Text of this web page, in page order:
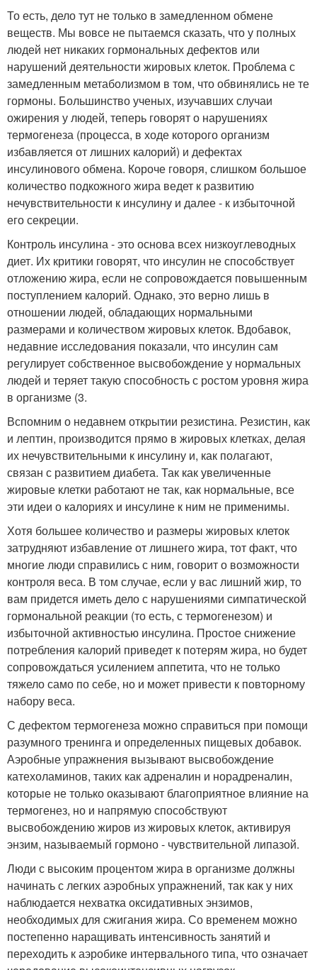
То есть, дело тут не только в замедленном обмене
веществ. Мы вовсе не пытаемся сказать, что у полных
людей нет никаких гормональных дефектов или
нарушений деятельности жировых клеток. Проблема с
замедленным метаболизмом в том, что обвинялись не те
гормоны. Большинство ученых, изучавших случаи
ожирения у людей, теперь говорят о нарушениях
термогенеза (процесса, в ходе которого организм
избавляется от лишних калорий) и дефектах
инсулинового обмена. Короче говоря, слишком большое
количество подкожного жира ведет к развитию
нечувствительности к инсулину и далее - к избыточной
его секреции.
Контроль инсулина - это основа всех низкоуглеводных
диет. Их критики говорят, что инсулин не способствует
отложению жира, если не сопровождается повышенным
поступлением калорий. Однако, это верно лишь в
отношении людей, обладающих нормальными
размерами и количеством жировых клеток. Вдобавок,
недавние исследования показали, что инсулин сам
регулирует собственное высвобождение у нормальных
людей и теряет такую способность с ростом уровня жира
в организме (3.
Вспомним о недавнем открытии резистина. Резистин, как
и лептин, производится прямо в жировых клетках, делая
их нечувствительными к инсулину и, как полагают,
связан с развитием диабета. Так как увеличенные
жировые клетки работают не так, как нормальные, все
эти идеи о калориях и инсулине к ним не применимы.
Хотя большее количество и размеры жировых клеток
затрудняют избавление от лишнего жира, тот факт, что
многие люди справились с ним, говорит о возможности
контроля веса. В том случае, если у вас лишний жир, то
вам придется иметь дело с нарушениями симпатической
гормональной реакции (то есть, с термогенезом) и
избыточной активностью инсулина. Простое снижение
потребления калорий приведет к потерям жира, но будет
сопровождаться усилением аппетита, что не только
тяжело само по себе, но и может привести к повторному
набору веса.
С дефектом термогенеза можно справиться при помощи
разумного тренинга и определенных пищевых добавок.
Аэробные упражнения вызывают высвобождение
катехоламинов, таких как адреналин и норадреналин,
которые не только оказывают благоприятное влияние на
термогенез, но и напрямую способствуют
высвобождению жиров из жировых клеток, активируя
энзим, называемый гормоно - чувствительной липазой.
Люди с высоким процентом жира в организме должны
начинать с легких аэробных упражнений, так как у них
наблюдается нехватка оксидативных энзимов,
необходимых для сжигания жира. Со временем можно
постепенно наращивать интенсивность занятий и
переходить к аэробике интервального типа, что означает